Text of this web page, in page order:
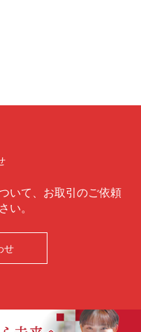
いて、お取引のご依頼
い。
せ